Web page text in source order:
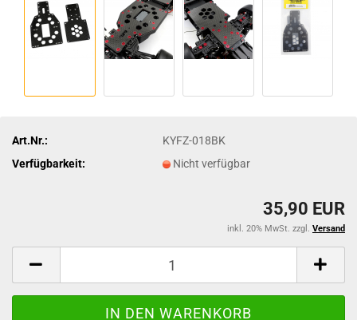
Art.Nr.:
KYFZ-018BK
Verfügbarkeit:
Nicht verfügbar
35,90 EUR
inkl. 20% MwSt. zzgl. Versand